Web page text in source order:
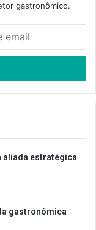
gastronômico.
aliada estratégica
gastronômica